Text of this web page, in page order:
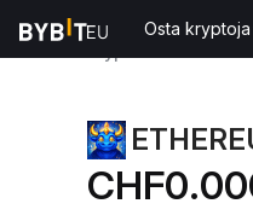
Osta kryptoja